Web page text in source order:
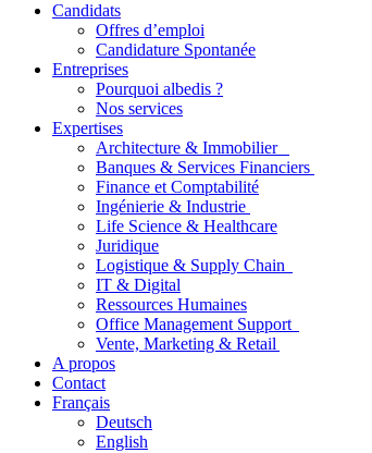
Candidats
Offres d’emploi
Candidature Spontanée
Entreprises
Pourquoi albedis ?
Nos services
Expertises
Architecture & Immobilier
Banques & Services Financiers
Finance et Comptabilité
Ingénierie & Industrie
Life Science & Healthcare
Juridique
Logistique & Supply Chain
IT & Digital
Ressources Humaines
Office Management Support
Vente, Marketing & Retail
A propos
Contact
Français
Deutsch
English